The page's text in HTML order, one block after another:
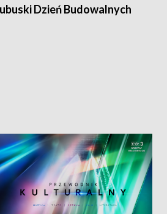
Dzień Budowalnych